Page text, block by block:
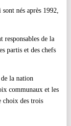
nés après 1992,
responsables de la
partis et des chefs
la nation
communaux et les
choix des trois